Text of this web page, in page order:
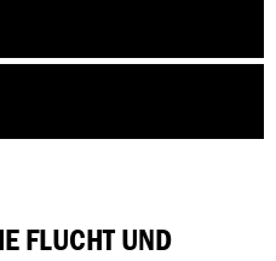
FLUCHT UND